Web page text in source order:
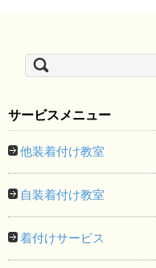
索:
サービスメニュー
他装着付け教室
自装着付け教室
着付けサービス